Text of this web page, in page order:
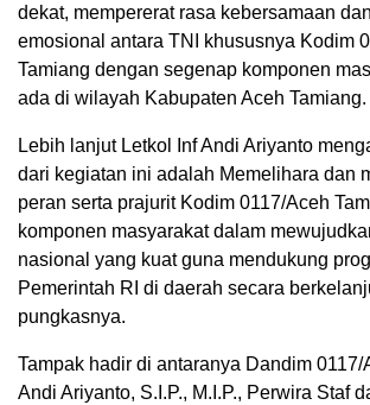
dekat, mempererat rasa kebersamaan
emosional antara TNI khususnya Kodim
Tamiang dengan segenap komponen
ada di wilayah Kabupaten Aceh Tamiang.
Lebih lanjut Letkol Inf Andi Ariyanto
dari kegiatan ini adalah Memelihara dan
peran serta prajurit Kodim 0117/Aceh
komponen masyarakat dalam
nasional yang kuat guna mendukung
Pemerintah RI di daerah secara
pungkasnya.
Tampak hadir di antaranya Dandim 0117/
Andi Ariyanto, S.I.P., M.I.P., Perwira Staf